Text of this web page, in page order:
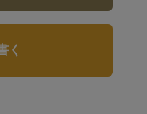
く